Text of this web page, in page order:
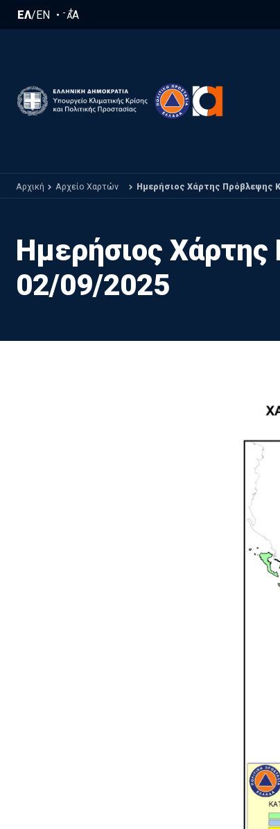
Παράκαμψη προς το κυρίως περιεχόμενο
ΕΛ/EN -A+A
Αρχική Αρχείο Χαρτών Ημερήσιος Χάρτης Πρόβλεψης
Ημερήσιος Χάρτης
02/09/2025